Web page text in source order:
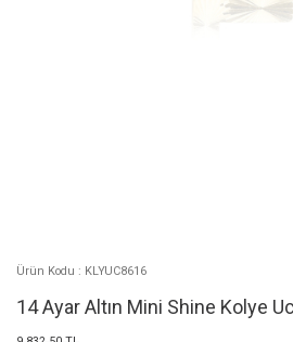
Ürün Kodu : KLYUC8616
14 Ayar Altın Mini Shine Kolye